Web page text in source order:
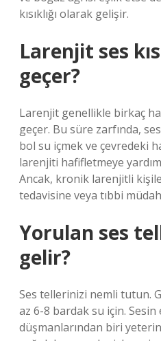
kısıklığı olarak gelişir.
Larenjit ses
geçer?
Larenjit genellikle birkaç
geçer. Bu süre zarfında,
bol su içmek ve çevredeki
larenjiti hafifletmeye
Ancak, kronik larenjitli
tedavisine veya tıbbi
Yorulan ses
gelir?
Ses tellerinizi nemli tutun.
az 6-8 bardak su için.
düşmanlarından biri